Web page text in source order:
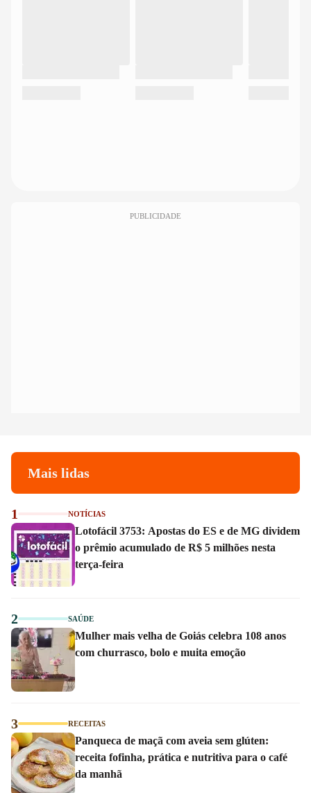
PUBLICIDADE
Mais lidas
1 NOTÍCIAS
Lotofácil 3753: Apostas do ES e de MG dividem
o prêmio acumulado de R$ 5 milhões nesta
terça-feira
2 SAÚDE
Mulher mais velha de Goiás celebra 108 anos
com churrasco, bolo e muita emoção
3 RECEITAS
Panqueca de maçã com aveia sem glúten:
receita fofinha, prática e nutritiva para o café
da manhã